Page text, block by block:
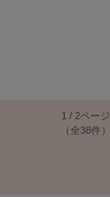
1 / 2ページ
（全38件）